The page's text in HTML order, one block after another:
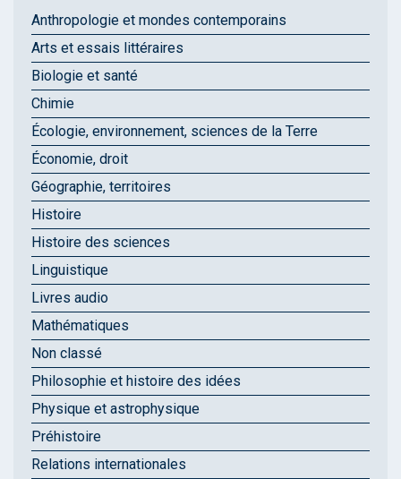
Anthropologie et mondes contemporains
Arts et essais littéraires
Biologie et santé
Chimie
Écologie, environnement, sciences de la Terre
Économie, droit
Géographie, territoires
Histoire
Histoire des sciences
Linguistique
Livres audio
Mathématiques
Non classé
Philosophie et histoire des idées
Physique et astrophysique
Préhistoire
Relations internationales